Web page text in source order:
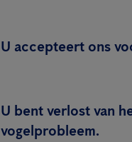
U accepteert ons
U bent verlost van
vogelprobleem.